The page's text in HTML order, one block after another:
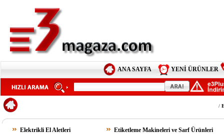
ANA SAYFA YENİ ÜRÜNLER
/
Elektrikli El Aletleri Etiketleme Makineleri ve Sarf Ürünleri